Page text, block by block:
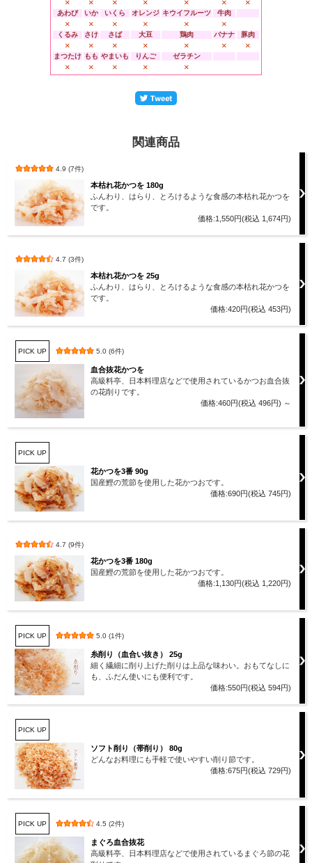
× × × × × × ×
あわび いか いくら オレンジ キウイフルーツ 牛肉
× × × × × ×
くるみ さけ さば 大豆 鶏肉 バナナ 豚肉
× × × × × × ×
まつたけ もも やまいも りんご ゼラチン
× × × × ×
関連商品
4.9 (7件)
本枯れ花かつを 180g
ふんわり、はらり、とろけるような食感の本枯れ花かつを
です。
価格:1,550円(税込 1,674円)
4.7 (3件)
本枯れ花かつを 25g
ふんわり、はらり、とろけるような食感の本枯れ花かつを
です。
価格:420円(税込 453円)
PICK UP 5.0 (6件)
血合抜花かつを
高級料亭、日本料理店などで使用されているかつお血合抜
の花削りです。
価格:460円(税込 496円) ～
PICK UP
花かつを3番 90g
国産鰹の荒節を使用した花かつおです。
価格:690円(税込 745円)
4.7 (9件)
花かつを3番 180g
国産鰹の荒節を使用した花かつおです。
価格:1,130円(税込 1,220円)
PICK UP 5.0 (1件)
糸削り（血合い抜き） 25g
細く繊細に削り上げた削りは上品な味わい。おもてなしに
も、ふだん使いにも便利です。
価格:550円(税込 594円)
PICK UP
ソフト削り（帯削り） 80g
どんなお料理にも手軽で使いやすい削り節です。
価格:675円(税込 729円)
PICK UP 4.5 (2件)
まぐろ血合抜花
高級料亭、日本料理店などで使用されているまぐろ節の花